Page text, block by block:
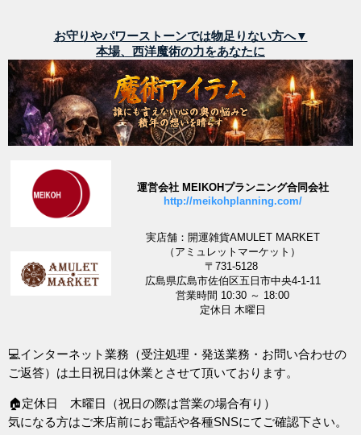
お守りやパワーストーンでは物足りない方へ▼
本場、西洋魔術の力をあなたに
運営会社 MEIKOHプランニング合同会社
http://meikohplanning.com/
実店舗：開運雑貨AMULET MARKET
（アミュレットマーケット）
〒731-5128
広島県広島市佐伯区五日市中央4-1-11
営業時間 10:30 ～ 18:00
定休日 木曜日
💻インターネット業務（受注処理・発送業務・お問い合わせの
ご返答）は土日祝日は休業とさせて頂いております。
🏠定休日 木曜日（祝日の際は営業の場合有り）
気になる方はご来店前にお電話や各種SNSにてご確認下さい。